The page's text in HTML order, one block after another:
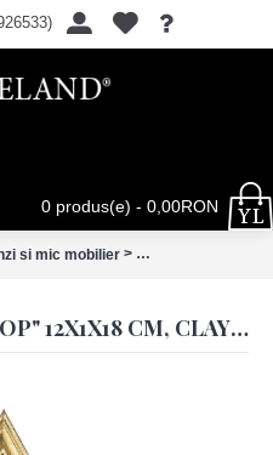
0 produs(e) - 0,00RON
si mic mobilier > Oglinda "Golden
OGLINDA "GOLDEN DROP" 12X1X18 CM, CLAYRE & EEF